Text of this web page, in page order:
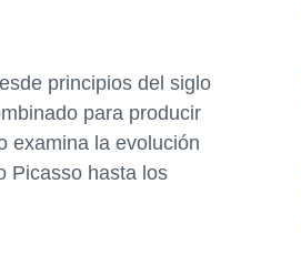
principios del siglo
para producir
examina la evolución
Picasso hasta los